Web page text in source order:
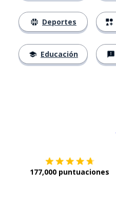
Deportes
Educación
177,000 puntuaciones